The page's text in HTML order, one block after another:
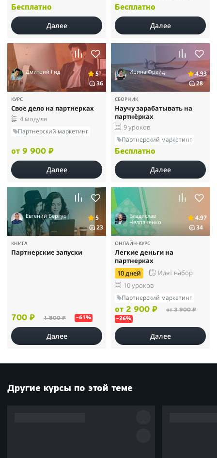
Бесплатно
Далее
Бесплатно
Далее
Дмитрий Гид
5
36
КУРС
Свое дело на партнерках
4 модуля
Партнерский маркетинг
от 9 900 ₽
Далее
Ирина Фрейд
4.93
28
СБОРНИК
Научу зарабатывать на
партнёрках
9 уроков
Партнерский маркетинг
Бесплатно
Далее
Евгений Вергус
5
23
КНИГА
Партнерские запуски
700 ₽ 1 800 ₽ –61%
Далее
Владислав
Челпаченко
4.97
34
ОНЛАЙН-КУРС
Легкие деньги на
партнерках
10 дней
Идет набор
10 уроков
Партнерский маркетинг
от 2 900 ₽ от 3 900 ₽
–26%
Далее
Другие курсы по этой теме